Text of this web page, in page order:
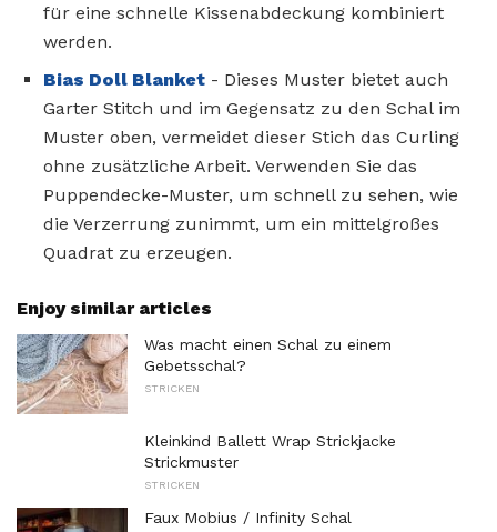
für eine schnelle Kissenabdeckung kombiniert
werden.
Bias Doll Blanket - Dieses Muster bietet auch
Garter Stitch und im Gegensatz zu den Schal im
Muster oben, vermeidet dieser Stich das Curling
ohne zusätzliche Arbeit. Verwenden Sie das
Puppendecke-Muster, um schnell zu sehen, wie
die Verzerrung zunimmt, um ein mittelgroßes
Quadrat zu erzeugen.
Enjoy similar articles
Was macht einen Schal zu einem
Gebetsschal?
STRICKEN
Kleinkind Ballett Wrap Strickjacke
Strickmuster
STRICKEN
Faux Mobius / Infinity Schal